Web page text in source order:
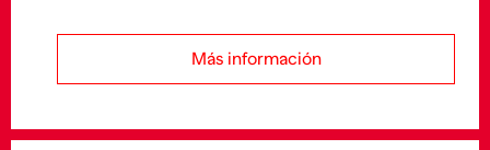
Más información